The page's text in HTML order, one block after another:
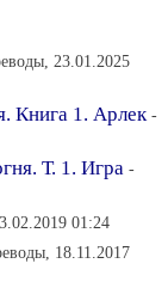
23.01.2025
Книга 1. Арлек -
Т. 1. Игра -
01:24
18.11.2017